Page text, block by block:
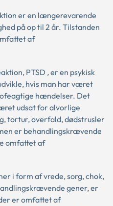
er en længerevarende
på op til 2 år. Tilstanden
af
PTSD ,er en psykisk
hvis man har været
hændelser. Det
udsat for alvorlige
tortur, overfald, dødstrusler
er behandlingskrævende
omfattet af
i form af vrede, sorg, chok,
gener, er
er omfattet af